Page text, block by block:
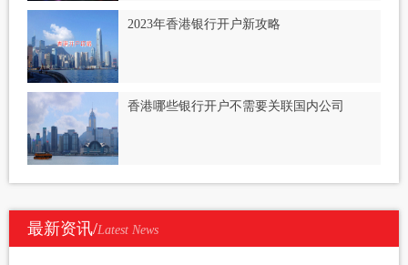
2023年香港银行开户新攻略
香港哪些银行开户不需要关联国内公司
最新资讯/Latest News